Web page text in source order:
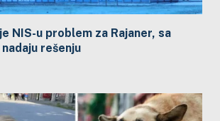
NIS-u problem za Rajaner, sa
rešenju